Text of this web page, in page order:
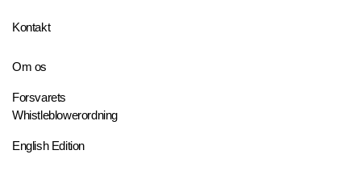
Kontakt
Om os
Forsvarets
Whistleblowerordning
English Edition